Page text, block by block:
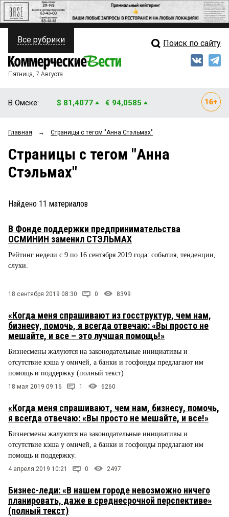
ПОЛИТИКА
ФИНАНСЫ
ОБЩЕСТВО
ЗАКОН
ПРОИСШЕСТВИЯ
СТИЛЬ ЖИЗНИ
Свежий выпуск
Мнения
Рейтинги
Все рубрики Поиск по сайту
Пятница, 7 Августа
В Омске: $ 81,4077 € 94,0585
Главная → Страницы c тегом "Анна Стэльмах"
Страницы c тегом "Анна
Стэльмах"
Найдено 11 материалов
В Фонде поддержки предпринимательства
ОСМИНИН заменил СТЭЛЬМАХ
Рейтинг недели с 9 по 16 сентября 2019 года: события, тенденции,
слухи.
18 сентября 2019 08:30 0 8399
«Когда меня спрашивают из госструктур, чем нам,
бизнесу, помочь, я всегда отвечаю: «Вы просто не
мешайте, и все – это лучшая помощь!»
Бизнесмены жалуются на законодательные инициативы и
отсутствие кэша у омичей, а банки и госфонды предлагают им
помощь и поддержку (полный текст)
18 мая 2019 09:16 1 6260
«Когда меня спрашивают, чем нам, бизнесу, помочь,
я всегда отвечаю: «Вы просто не мешайте, и все!»
Бизнесмены жалуются на законодательные инициативы и
отсутствие кэша у омичей, а банки и госфонды предлагают им
помощь и поддержку.
4 апреля 2019 10:21 0 2497
Бизнес-леди: «В нашем городе невозможно ничего
планировать, даже в среднесрочной перспективе»
(полный текст)